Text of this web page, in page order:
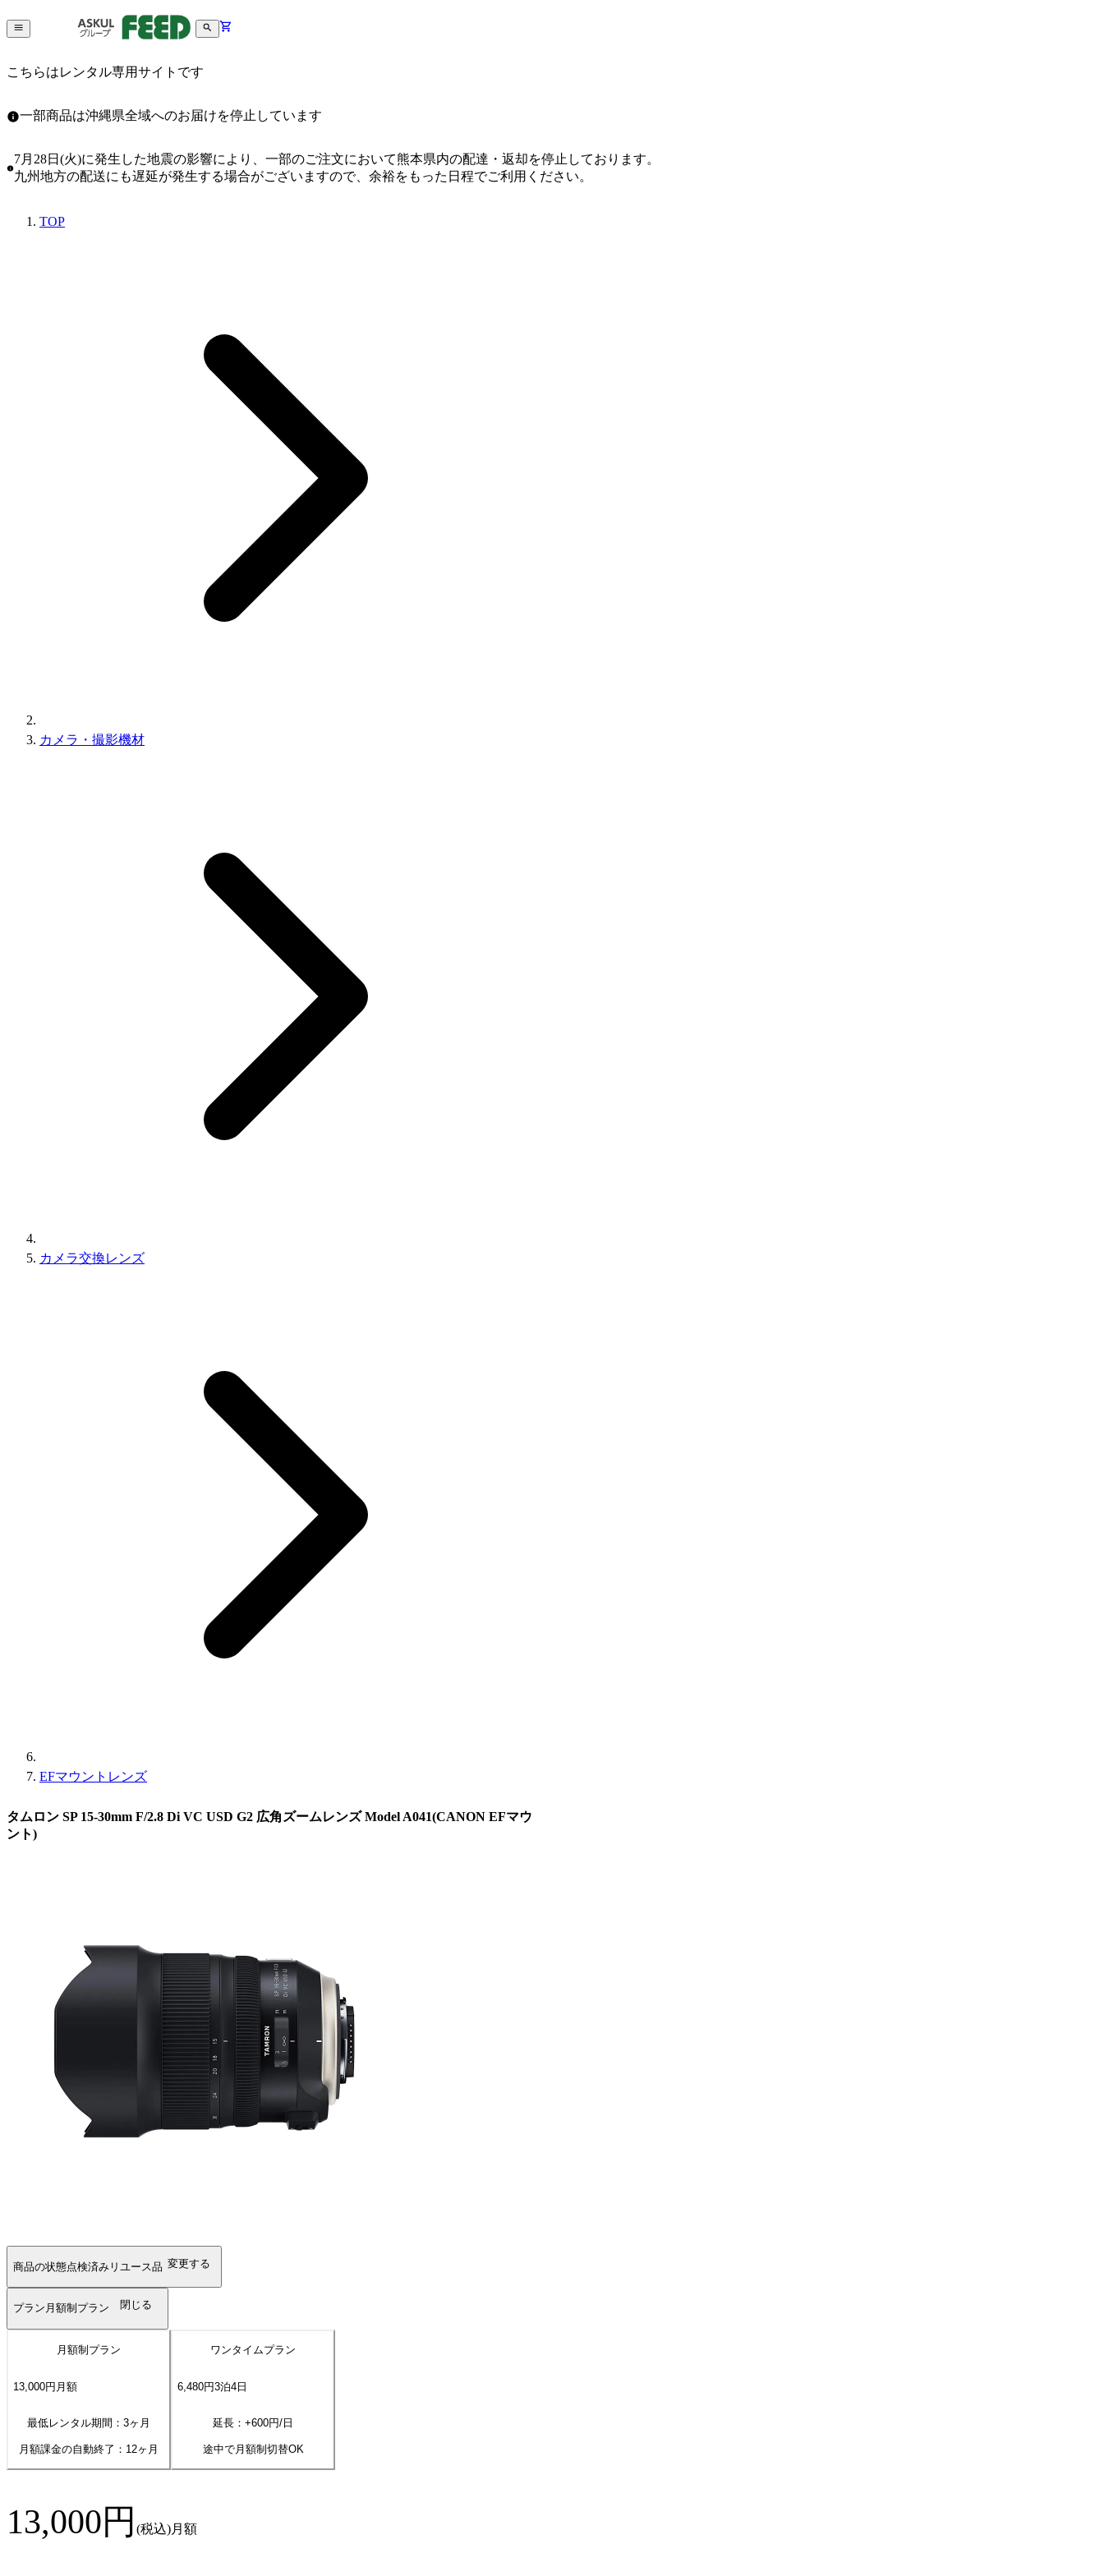
こちらはレンタル専用サイトです
一部商品は沖縄県全域へのお届けを停止しています
7月28日(火)に発生した地震の影響により、一部のご注文において熊本県内の配達・返却を停止しております。
九州地方の配送にも遅延が発生する場合がございますので、余裕をもった日程でご利用ください。
TOP
カメラ・撮影機材
カメラ交換レンズ
EFマウントレンズ
タムロン SP 15-30mm F/2.8 Di VC USD G2 広角ズームレンズ Model A041(CANON EFマウ
ント)
商品の状態点検済みリユース品 変更する
プラン 月額制プラン 閉じる
月額制プラン
13,000円 月額
最低レンタル期間：3ヶ月
月額課金の自動終了： 12ヶ月
ワンタイムプラン
6,480円3泊4日
延長：+600円/日
途中で月額制切替OK
13,000円 (税込)月額